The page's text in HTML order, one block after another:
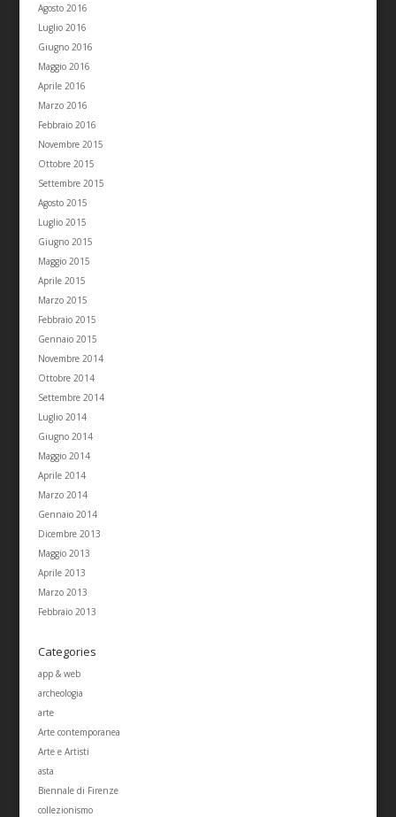
Agosto 2016
Luglio 2016
Giugno 2016
Maggio 2016
Aprile 2016
Marzo 2016
Febbraio 2016
Novembre 2015
Ottobre 2015
Settembre 2015
Agosto 2015
Luglio 2015
Giugno 2015
Maggio 2015
Aprile 2015
Marzo 2015
Febbraio 2015
Gennaio 2015
Novembre 2014
Ottobre 2014
Settembre 2014
Luglio 2014
Giugno 2014
Maggio 2014
Aprile 2014
Marzo 2014
Gennaio 2014
Dicembre 2013
Maggio 2013
Aprile 2013
Marzo 2013
Febbraio 2013
Categories
app & web
archeologia
arte
Arte contemporanea
Arte e Artisti
asta
Biennale di Firenze
collezionismo